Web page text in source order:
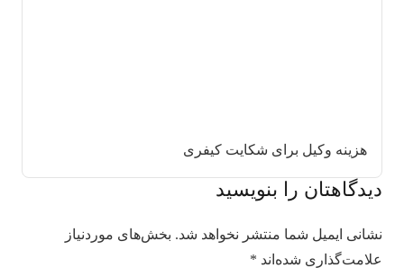
هزینه وکیل برای شکایت کیفری
دیدگاهتان را بنویسید
نشانی ایمیل شما منتشر نخواهد شد. بخش‌های موردنیاز
علامت‌گذاری شده‌اند *